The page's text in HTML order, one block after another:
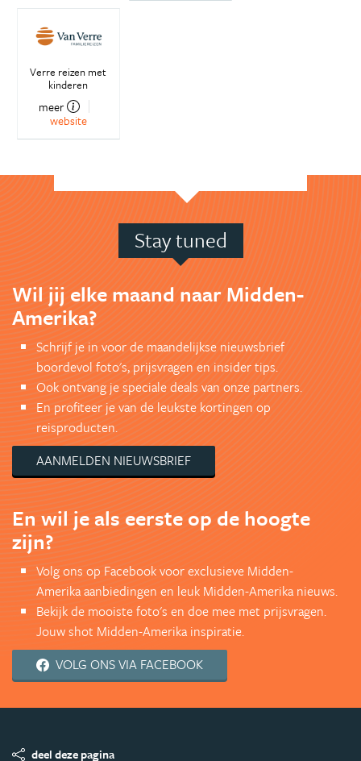
Verre reizen met
kinderen
meer
website
Stay tuned
Wil jij elke maand naar Midden-
Amerika?
Schrijf je in voor de maandelijkse nieuwsbrief
boordevol foto's, prijsvragen en insider tips.
Ook ontvang je speciale deals van onze partners.
En profiteer je van de leukste kortingen op
reisproducten.
AANMELDEN NIEUWSBRIEF
En wil je als eerste op de hoogte
zijn?
Volg ons op Facebook voor exclusieve Midden-
Amerika aanbiedingen en leuk Midden-Amerika nieuws.
Bekijk de mooiste foto's en doe mee met prijsvragen.
Jouw shot Midden-Amerika inspiratie.
VOLG ONS VIA FACEBOOK
deel deze pagina